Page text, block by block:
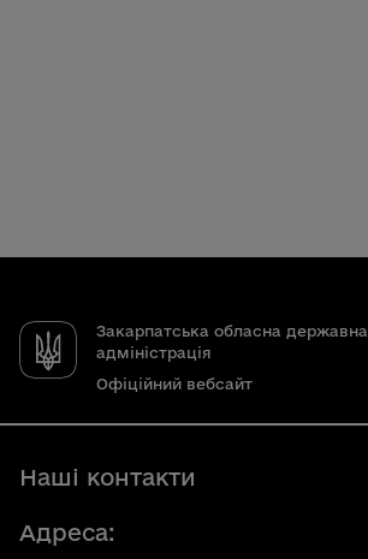
Закарпатська обласна державна
адміністрація
Офіційний вебсайт
Наші контакти
Адреса: